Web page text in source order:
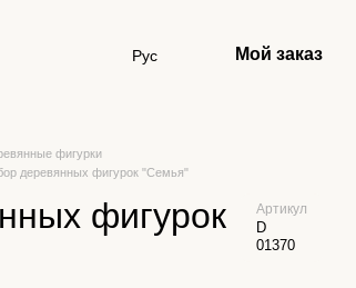
Рус Мой заказ
фигурки
деревянных фигурок "Семья"
фигурок
Артикул
D
01370